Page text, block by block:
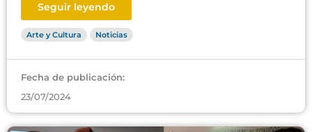
Seguir leyendo
Arte y Cultura Noticias
Fecha de publicación:
23/07/2024